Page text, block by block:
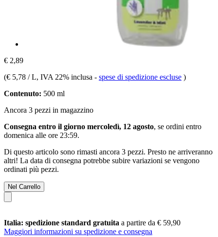
€ 2,89
(€ 5,78 / L, IVA 22% inclusa - spese di spedizione escluse )
Contenuto: 500 ml
Ancora 3 pezzi in magazzino
Consegna entro il giorno mercoledì, 12 agosto, se ordini entro
domenica alle ore 23:59.
Di questo articolo sono rimasti ancora 3 pezzi. Presto ne arriveranno
altri! La data di consegna potrebbe subire variazioni se vengono
ordinati più pezzi.
Nel Carrello
Italia: spedizione standard gratuita a partire da € 59,90
Maggiori informazioni su spedizione e consegna